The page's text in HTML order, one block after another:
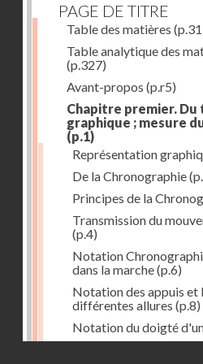
PAGE DE TITRE
Table des matières
Table analytique des
(p.327)
Avant-propos (p.r5)
Chapitre premier.
graphique ; mesure
(p.1)
Représentation
De la Chronographie
Principes de la
Transmission du
(p.4)
Notation
dans la marche(p.6)
Notation des appuis et
différentes allures (p.8)
Notation du doigté